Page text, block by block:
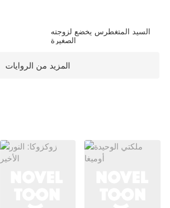
السيد المتغطرس يخضع لزوجته
الصغيرة
المزيد من الروايات